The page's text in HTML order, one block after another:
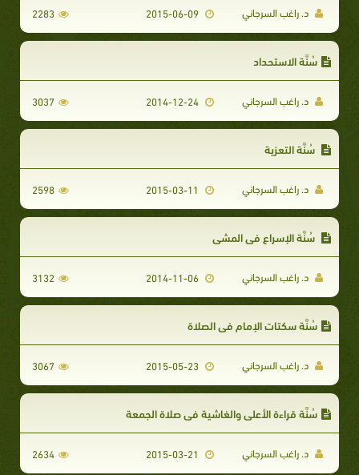
د. راغب السرجاني 2015-06-09
2283
سُنَّة الاستحداد
د. راغب السرجاني 2014-12-24
3037
سُنَّة التعزية
د. راغب السرجاني 2598
سُنَّة الإسراع في المشي
د. راغب السرجاني 2014-11-06
3132
سُنَّة سكتات الإمام في الصلاة
د. راغب السرجاني 2015-05-23
3067
سُنَّة قراءة الأعلى والغاشية في صلاة الجمعة
د. راغب السرجاني 2634